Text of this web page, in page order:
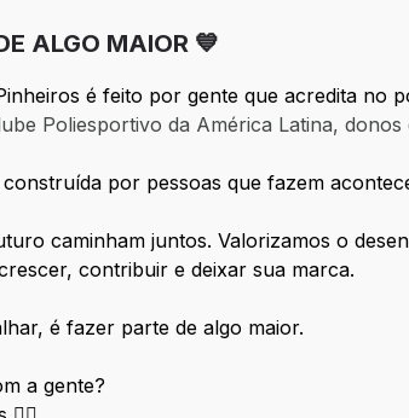
ALGO MAIOR 💙
é feito por gente que acredita no
Poliesportivo da América Latina,
por pessoas que fazem
caminham juntos. Valorizamos o
contribuir e deixar sua marca.
é fazer parte de algo maior.
a gente?